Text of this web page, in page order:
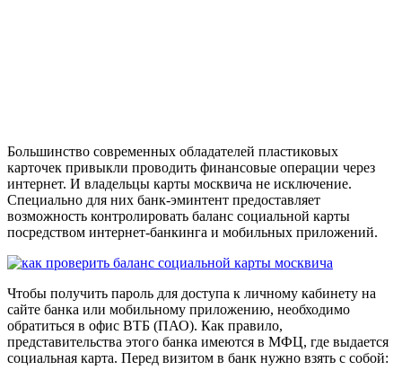
Большинство современных обладателей пластиковых
карточек привыкли проводить финансовые операции через
интернет. И владельцы карты москвича не исключение.
Специально для них банк-эминтент предоставляет
возможность контролировать баланс социальной карты
посредством интернет-банкинга и мобильных приложений.
Чтобы получить пароль для доступа к личному кабинету на
сайте банка или мобильному приложению, необходимо
обратиться в офис ВТБ (ПАО). Как правило,
представительства этого банка имеются в МФЦ, где выдается
социальная карта. Перед визитом в банк нужно взять с собой: